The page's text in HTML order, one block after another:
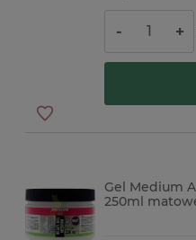
- +
Gel Medium
250ml